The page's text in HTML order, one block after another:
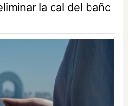
la cal del baño